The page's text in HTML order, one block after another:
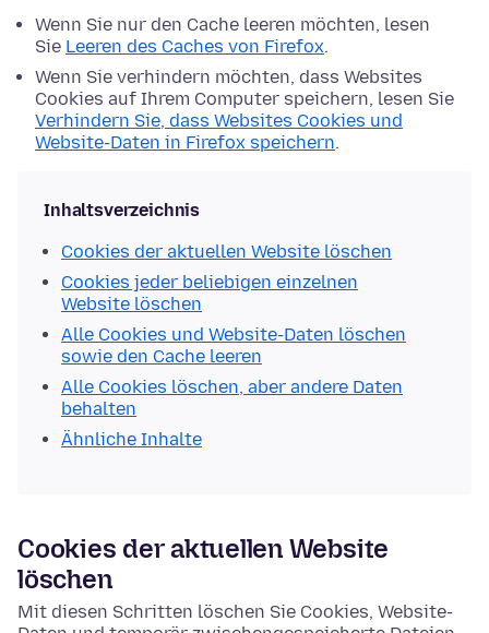
Wenn Sie nur den Cache leeren möchten, lesen
Sie Leeren des Caches von Firefox.
Wenn Sie verhindern möchten, dass Websites
Cookies auf Ihrem Computer speichern, lesen Sie
Verhindern Sie, dass Websites Cookies und
Website-Daten in Firefox speichern.
Inhaltsverzeichnis
Cookies der aktuellen Website löschen
Cookies jeder beliebigen einzelnen
Website löschen
Alle Cookies und Website-Daten löschen
sowie den Cache leeren
Alle Cookies löschen, aber andere Daten
behalten
Ähnliche Inhalte
Cookies der aktuellen Website
löschen
Mit diesen Schritten löschen Sie Cookies, Website-